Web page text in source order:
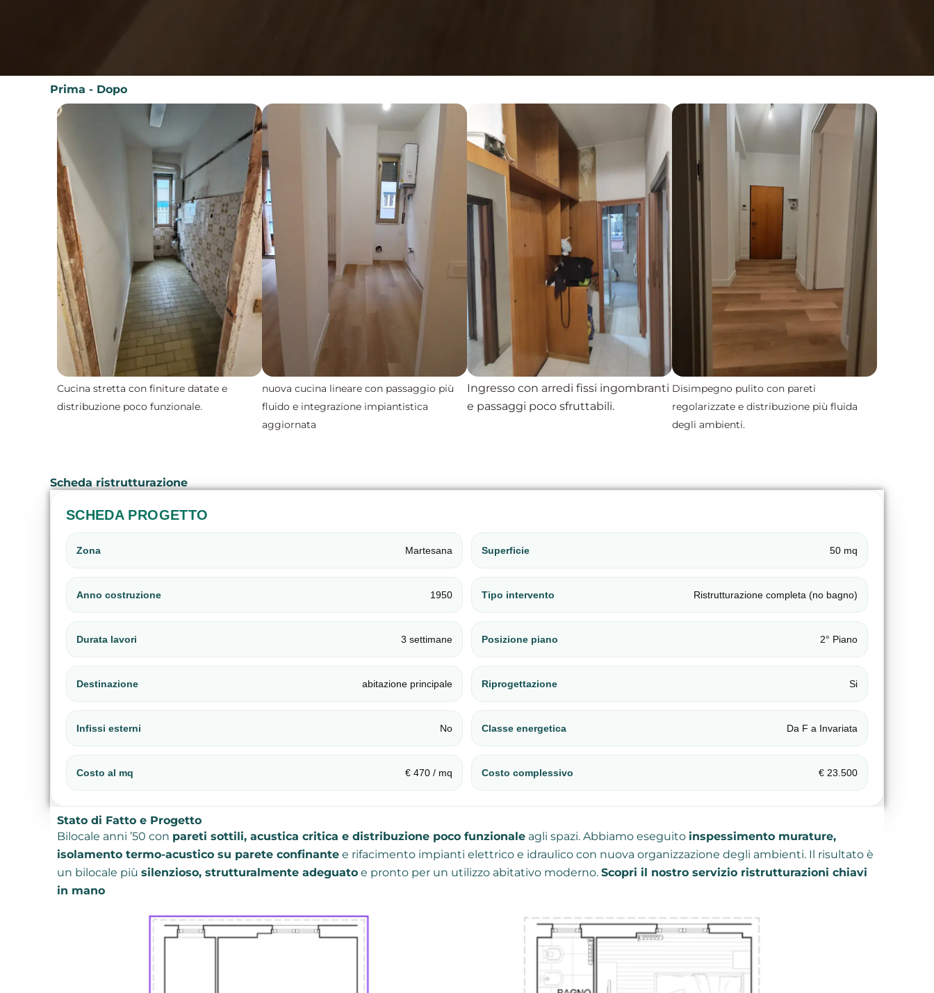
Prima - Dopo
Cucina stretta con finiture datate e
distribuzione poco funzionale.
nuova cucina lineare con passaggio più
fluido e integrazione impiantistica
aggiornata
Ingresso con arredi fissi ingombranti
e passaggi poco sfruttabili.
Disimpegno pulito con pareti
regolarizzate e distribuzione più fluida
degli ambienti.
Scheda ristrutturazione
SCHEDA PROGETTO
Zona Martesana Superficie 50 mq
Anno costruzione 1950 Tipo intervento Ristrutturazione completa (no bagno)
Durata lavori 3 settimane Posizione piano 2° Piano
Destinazione abitazione principale Riprogettazione Si
Infissi esterni No Classe energetica Da F a Invariata
Costo al mq € 470 / mq Costo complessivo € 23.500
Stato di Fatto e Progetto
Bilocale anni ’50 con pareti sottili, acustica critica e distribuzione poco funzionale agli spazi. Abbiamo eseguito inspessimento murature,
isolamento termo-acustico su parete confinante e rifacimento impianti elettrico e idraulico con nuova organizzazione degli ambienti. Il risultato è
un bilocale più silenzioso, strutturalmente adeguato e pronto per un utilizzo abitativo moderno. Scopri il nostro servizio ristrutturazioni chiavi
in mano